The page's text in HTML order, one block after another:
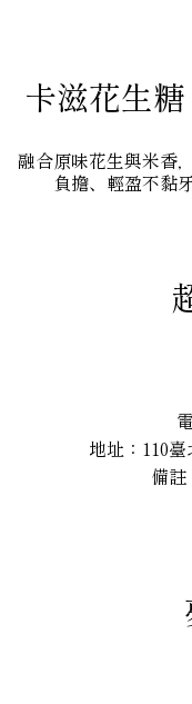
卡滋花生
融合原味花生與米香
負擔、輕盈不黏
地址：110
備註